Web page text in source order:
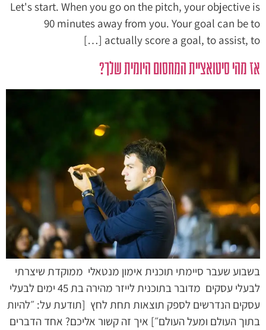
Let's start. When you go on the pitch, your objective is
90 minutes away from you. Your goal can be to
actually score a goal, to assist, to […]
אז מהי סיטואציית המחסום היומית שלך?
בשבוע שעבר סיימתי תוכנית אימון מנטאלי ממוקדת שיצרתי
לבעלי עסקים מדובר בתוכנית לייזר מהירה בת 45 ימים לבעלי
עסקים הנדרשים לספק תוצאות תחת לחץ [תודעת על: ״להיות
בתוך העולם ומעל העולם״] איך זה קשור אליכם? אחד הדברים